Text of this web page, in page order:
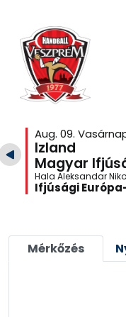
Aug. 09.
Izland
Magyar
Hala Aleksandar
Ifjúsági
Mérkőzés